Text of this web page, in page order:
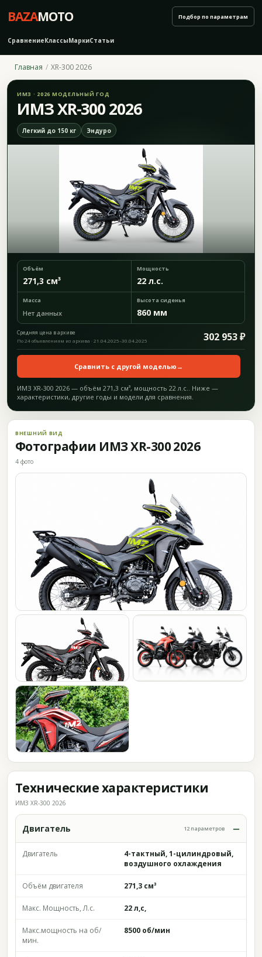
BAZAMOTO
СравнениеКлассыМаркиСтатьи
Подбор по параметрам
Главная XR-300 2026
ИМЗ · 2026 МОДЕЛЬНЫЙ ГОД
ИМЗ XR-300 2026
Легкий до 150 кг Эндуро
Объём
271,3 см³
Мощность
22 л.с.
Масса
Нет данных
Высота сиденья
860 мм
Средняя цена в архиве 302 953 ₽
По 24 объявлениям из архива · 21.04.2025–30.04.2025
Сравнить с другой моделью →
ИМЗ XR-300 2026 — объём 271,3 см³, мощность 22 л.с.. Ниже —
характеристики, другие годы и модели для сравнения.
ВНЕШНИЙ ВИД
Фотографии ИМЗ XR-300 2026
4 фото
Технические характеристики
ИМЗ XR-300 2026
Двигатель 12 параметров
Двигатель
4-тактный, 1-цилиндровый,
воздушного охлаждения
Объём двигателя 271,3 см³
Макс. Мощность, Л.с. 22 л,с,
Макс.мощность на об/
мин.
8500 об/мин